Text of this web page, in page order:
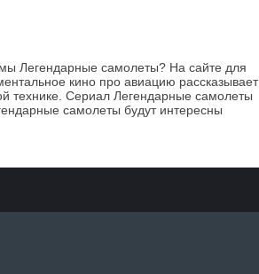
Легендарные самолеты? На сайте для
кино про авиацию рассказывает
технике. Сериал Легендарные самолеты
самолеты будут интересны